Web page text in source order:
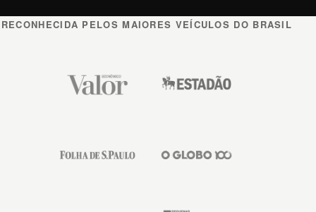
RECONHECIDA PELOS MAIORES VEÍCULOS DO BRASIL